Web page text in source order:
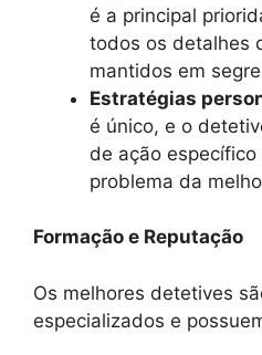
é a principal
todos os detalhes
mantidos em
Estratégias
é único, e o
de ação
problema da
Formação e Reputação
Os melhores detetives
especializados e